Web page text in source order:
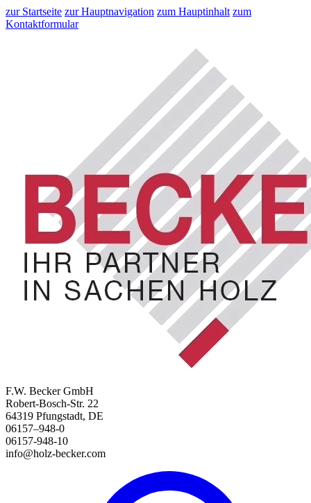
zur Startseite zur Hauptnavigation zum Hauptinhalt zum
Kontaktformular
F.W. Becker GmbH
Robert-Bosch-Str. 22
64319 Pfungstadt, DE
06157–948-0
06157-948-10
info@holz-becker.com